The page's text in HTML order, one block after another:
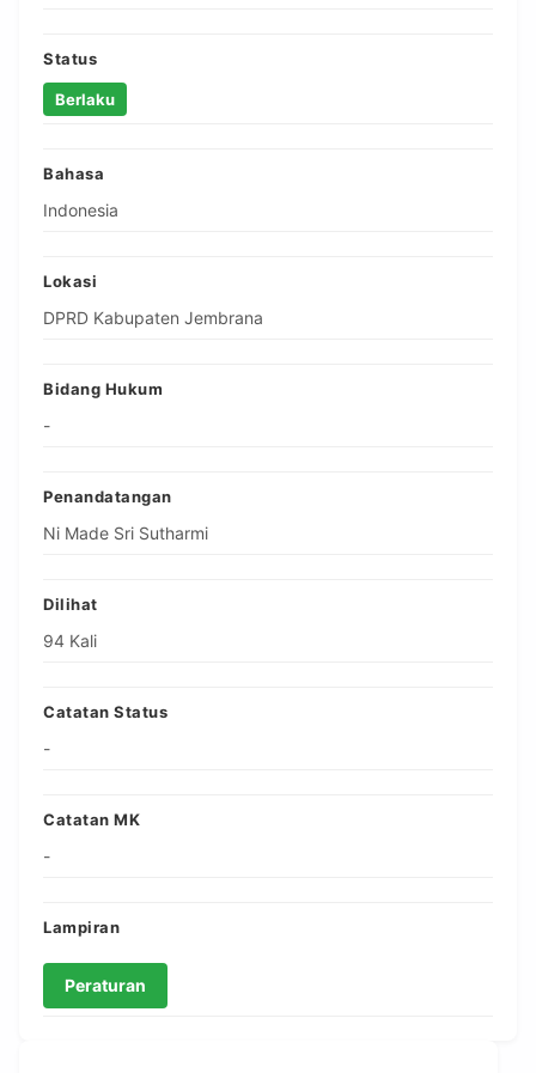
Status
Berlaku
Bahasa
Indonesia
Lokasi
DPRD Kabupaten Jembrana
Bidang Hukum
-
Penandatangan
Ni Made Sri Sutharmi
Dilihat
94 Kali
Catatan Status
-
Catatan MK
-
Lampiran
Peraturan